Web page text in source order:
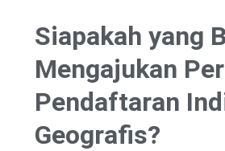
Siapakah yang
Mengajukan
Pendaftaran
Geografis?